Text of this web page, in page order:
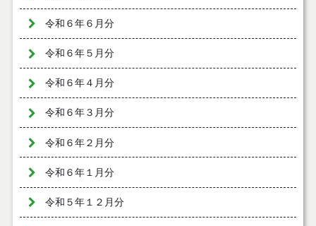
令和６年６月分
令和６年５月分
令和６年４月分
令和６年３月分
令和６年２月分
令和６年１月分
令和５年１２月分